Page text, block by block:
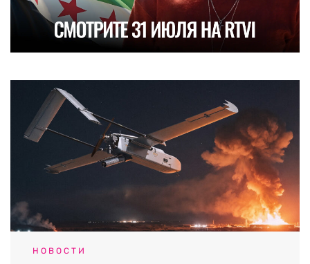
НОВОСТИ